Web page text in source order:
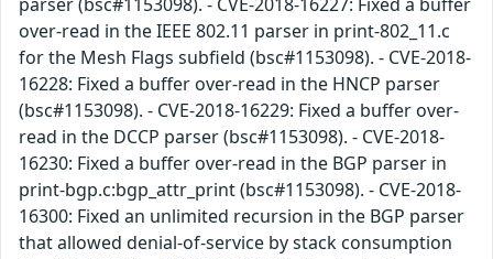
over-read in the IEEE 802.11 parser in print-802_11.c
for the Mesh Flags subfield (bsc#1153098). - CVE-2018-
16228: Fixed a buffer over-read in the HNCP parser
(bsc#1153098). - CVE-2018-16229: Fixed a buffer over-
read in the DCCP parser (bsc#1153098). - CVE-2018-
16230: Fixed a buffer over-read in the BGP parser in
print-bgp.c:bgp_attr_print (bsc#1153098). - CVE-2018-
16300: Fixed an unlimited recursion in the BGP parser
that allowed denial-of-service by stack consumption